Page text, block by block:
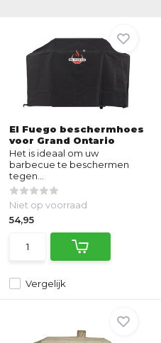
El Fuego beschermhoes
voor Grand Ontario
Het is ideaal om uw
barbecue te beschermen
tegen...
Vergelijk
Niet op voorraad
54,95